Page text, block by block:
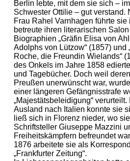
Berlin lebte, mit dem sie sich –
Schwester Ottilie – gut verstand.
Frau Rahel Varnhagen führte sie
betreute ihren literarischen
Biographien „Gräfin Elisa von
Adolphs von Lützow“ (1857) und
Roche, die Freundin Wielands“
des Onkels im Jahre 1858
und Tagebücher. Doch weil
Preußen unerwünscht war, wurde
einer längeren Gefängnisstrafe
„Majestätsbeleidigung“
Ausland nach Italien konnte sie
ließ sich in Florenz nieder, wo
Schriftsteller Giuseppe Mazzini
Freiheitskämpfern befreundet
1876 arbeitete sie als
„Frankfurter Zeitung“.